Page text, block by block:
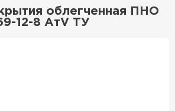
облегченная ПНО
12-8 АтV ТУ